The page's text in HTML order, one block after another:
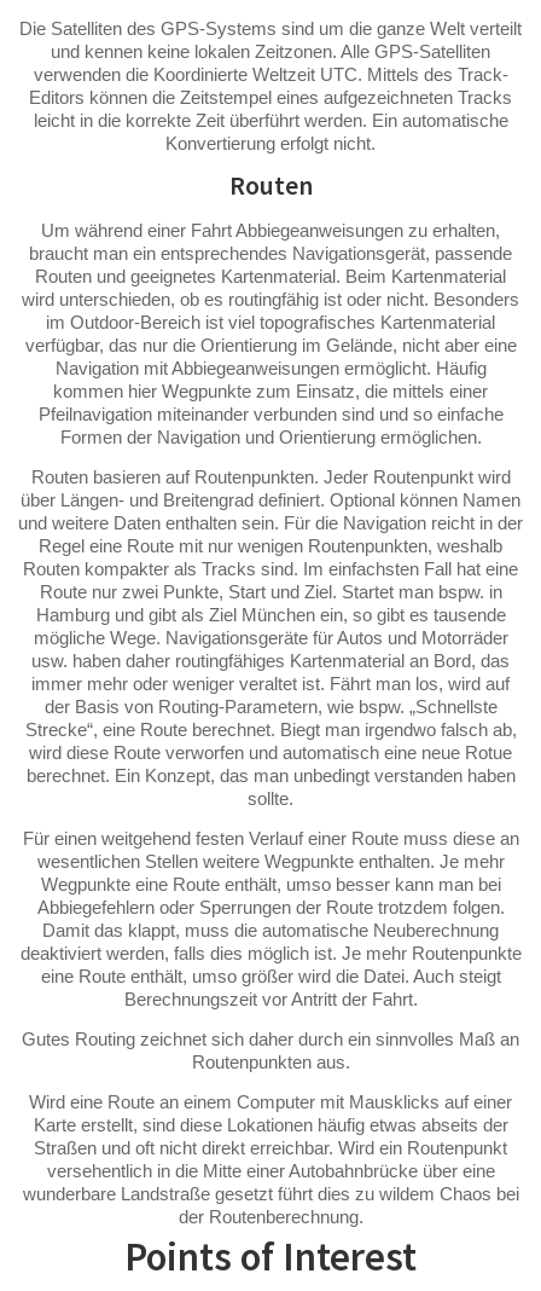
Die Satelliten des GPS-Systems sind um die ganze Welt verteilt
und kennen keine lokalen Zeitzonen. Alle GPS-Satelliten
verwenden die Koordinierte Weltzeit UTC. Mittels des Track-
Editors können die Zeitstempel eines aufgezeichneten Tracks
leicht in die korrekte Zeit überführt werden. Ein automatische
Konvertierung erfolgt nicht.
Routen
Um während einer Fahrt Abbiegeanweisungen zu erhalten,
braucht man ein entsprechendes Navigationsgerät, passende
Routen und geeignetes Kartenmaterial. Beim Kartenmaterial
wird unterschieden, ob es routingfähig ist oder nicht. Besonders
im Outdoor-Bereich ist viel topografisches Kartenmaterial
verfügbar, das nur die Orientierung im Gelände, nicht aber eine
Navigation mit Abbiegeanweisungen ermöglicht. Häufig
kommen hier Wegpunkte zum Einsatz, die mittels einer
Pfeilnavigation miteinander verbunden sind und so einfache
Formen der Navigation und Orientierung ermöglichen.
Routen basieren auf Routenpunkten. Jeder Routenpunkt wird
über Längen- und Breitengrad definiert. Optional können Namen
und weitere Daten enthalten sein. Für die Navigation reicht in der
Regel eine Route mit nur wenigen Routenpunkten, weshalb
Routen kompakter als Tracks sind. Im einfachsten Fall hat eine
Route nur zwei Punkte, Start und Ziel. Startet man bspw. in
Hamburg und gibt als Ziel München ein, so gibt es tausende
mögliche Wege. Navigationsgeräte für Autos und Motorräder
usw. haben daher routingfähiges Kartenmaterial an Bord, das
immer mehr oder weniger veraltet ist. Fährt man los, wird auf
der Basis von Routing-Parametern, wie bspw. „Schnellste
Strecke“, eine Route berechnet. Biegt man irgendwo falsch ab,
wird diese Route verworfen und automatisch eine neue Rotue
berechnet. Ein Konzept, das man unbedingt verstanden haben
sollte.
Für einen weitgehend festen Verlauf einer Route muss diese an
wesentlichen Stellen weitere Wegpunkte enthalten. Je mehr
Wegpunkte eine Route enthält, umso besser kann man bei
Abbiegefehlern oder Sperrungen der Route trotzdem folgen.
Damit das klappt, muss die automatische Neuberechnung
deaktiviert werden, falls dies möglich ist. Je mehr Routenpunkte
eine Route enthält, umso größer wird die Datei. Auch steigt
Berechnungszeit vor Antritt der Fahrt.
Gutes Routing zeichnet sich daher durch ein sinnvolles Maß an
Routenpunkten aus.
Wird eine Route an einem Computer mit Mausklicks auf einer
Karte erstellt, sind diese Lokationen häufig etwas abseits der
Straßen und oft nicht direkt erreichbar. Wird ein Routenpunkt
versehentlich in die Mitte einer Autobahnbrücke über eine
wunderbare Landstraße gesetzt führt dies zu wildem Chaos bei
der Routenberechnung.
Points of Interest